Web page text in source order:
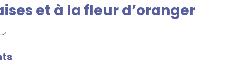
et à la fleur d’oranger